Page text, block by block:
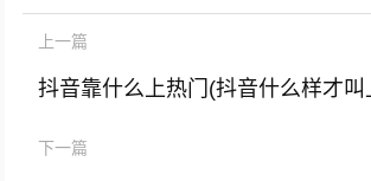
上一篇
抖音靠什么上热门(抖音什么样才叫
下一篇